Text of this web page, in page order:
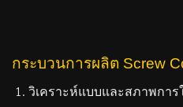
กระบวนการผลิต Screw
วิเคราะห์แบบและสภาพการ